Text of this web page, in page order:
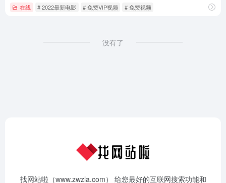
在线 # 2022最新电影 # 免费VIP视频 # 免费视频
没有了
找网站啦（www.zwzla.com） 给您最好的互联网搜索功能和